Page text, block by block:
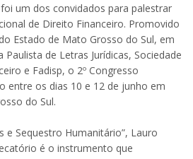
um dos convidados para palestrar
de Direito Financeiro. Promovido
Estado de Mato Grosso do Sul, em
de Letras Jurídicas, Sociedade
e Fadisp, o 2º Congresso
entre os dias 10 e 12 de junho em
do Sul.
e Sequestro Humanitário”, Lauro
é o instrumento que